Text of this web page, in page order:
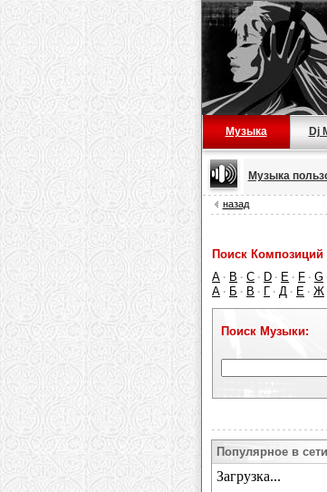
Музыка Dj
Музыка
назад
Поиск
A · B · C · D · E · F · G
А · Б · В · Г · Д · Е · Ж
Поиск Музыки:
Популярное в сети